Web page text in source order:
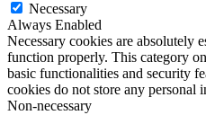
Necessary
Always Enabled
Necessary cookies are absolutely
function properly. This category
basic functionalities and security
cookies do not store any personal
Non-necessary